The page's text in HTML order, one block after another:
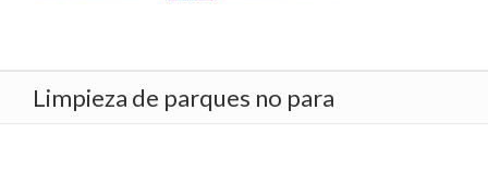
Limpieza de parques no para